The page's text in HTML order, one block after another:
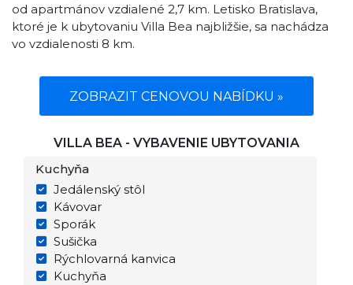
od apartmánov vzdialené 2,7 km. Letisko Bratislava,
ktoré je k ubytovaniu Villa Bea najbližšie, sa nachádza
vo vzdialenosti 8 km.
ZOBRAZIT CENOVOU NABÍDKU »
VILLA BEA - VYBAVENIE UBYTOVANIA
Kuchyňa
Jedálenský stôl
Kávovar
Sporák
Sušička
Rýchlovarná kanvica
Kuchyňa